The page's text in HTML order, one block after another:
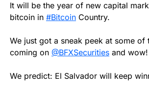
It will be the year of new capital
bitcoin in #Bitcoin Country.
We just got a sneak peek at some of
coming on @BFXSecurities and
We predict: El Salvador will keep